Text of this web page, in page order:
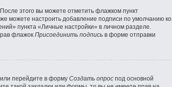
этого вы можете отметить флажком пункт
можете настроить добавление подписи по умолчанию ко
пункта «Личные настройки» в личном разделе.
флажок Присоединить подписьв форме отправки
перейдите в форму Создать опроспод основной